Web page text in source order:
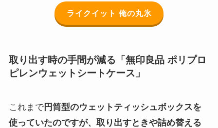
ライクイット 俺の丸氷
取り出す時の手間が減る「無印良品 ポリプロ
ピレンウェットシートケース」
これまで円筒型のウェットティッシュボックスを
使っていたのですが、取り出すときや詰め替える